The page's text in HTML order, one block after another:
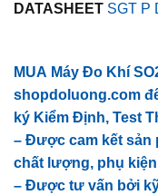
DATASHEET SGT P
MUA Máy Đo Khí
shopdoluong.com
ký Kiểm Định, Test
– Được cam kết sản
chất lượng, phụ
– Được tư vấn bởi